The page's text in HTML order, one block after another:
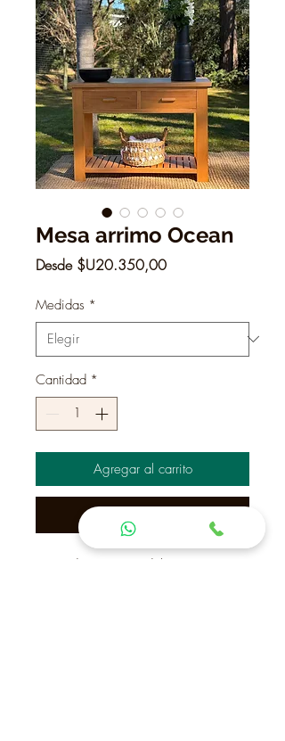
Mesa arrimo Ocean
Desde $U20.350,00Precio
Medidas *
Cantidad *
Agregar al carrito
Mesa de arrimo modelo Ocean. con